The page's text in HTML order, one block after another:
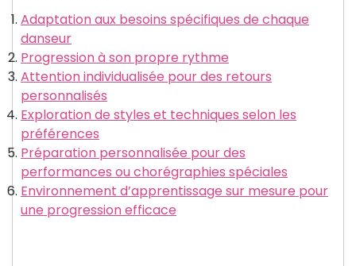
Adaptation aux besoins spécifiques de chaque
danseur
Progression à son propre rythme
Attention individualisée pour des retours
personnalisés
Exploration de styles et techniques selon les
préférences
Préparation personnalisée pour des
performances ou chorégraphies spéciales
Environnement d’apprentissage sur mesure pour
une progression efficace